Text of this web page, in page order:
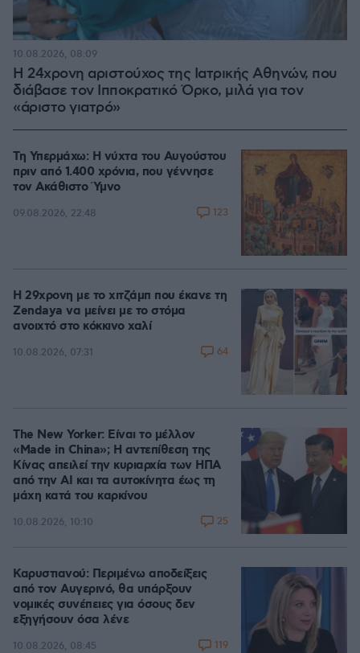
Η 24χρονη αριστούχος της Ιατρικής Αθηνών, που
διάβασε τον Ιπποκρατικό Όρκο, μιλά για τον
«άριστο γιατρό»
10.08.2026, 08:09
Τη Υπερμάχω: Η νύχτα του Αυγούστου
πριν από 1.400 χρόνια, που γέννησε
τον Ακάθιστο Ύμνο
09.08.2026, 22:48 123
Η 29χρονη με το χιτζάμπ που έκανε τη
Zendaya να μείνει με το στόμα
ανοιχτό στο κόκκινο χαλί
10.08.2026, 07:31 64
The New Yorker: Είναι το μέλλον
«Made in China»; Η αντεπίθεση της
Κίνας απειλεί την κυριαρχία των ΗΠΑ
από την ΑΙ και τα αυτοκίνητα έως τη
μάχη κατά του καρκίνου
10.08.2026, 10:10 25
Καρυστιανού: Περιμένω αποδείξεις
από τον Αυγερινό, θα υπάρξουν
νομικές συνέπειες για όσους δεν
εξηγήσουν όσα λένε
10.08.2026, 08:45 119